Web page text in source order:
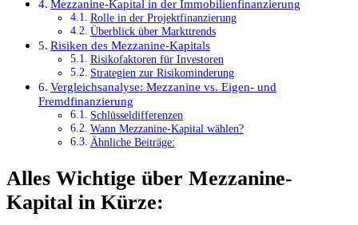
Mezzanine-Kapital in der Immobilienfinanzierung
Rolle in der Projektfinanzierung
Überblick über Markttrends
Risiken des Mezzanine-Kapitals
Risikofaktoren für Investoren
Strategien zur Risikominderung
Vergleichsanalyse: Mezzanine vs. Eigen- und
Fremdfinanzierung
Schlüsseldifferenzen
Wann Mezzanine-Kapital wählen?
Ähnliche Beiträge:
Alles Wichtige über Mezzanine-
Kapital in Kürze: